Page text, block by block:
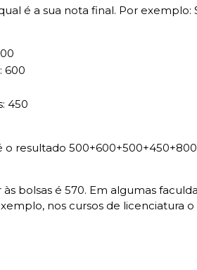
é a sua nota final. Por exemplo:
600
450
resultado
bolsas é 570. Em algumas
nos cursos de licenciatura